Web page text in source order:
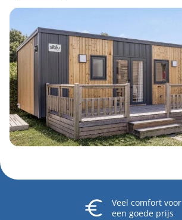
Veel comfort voor
een goede prijs